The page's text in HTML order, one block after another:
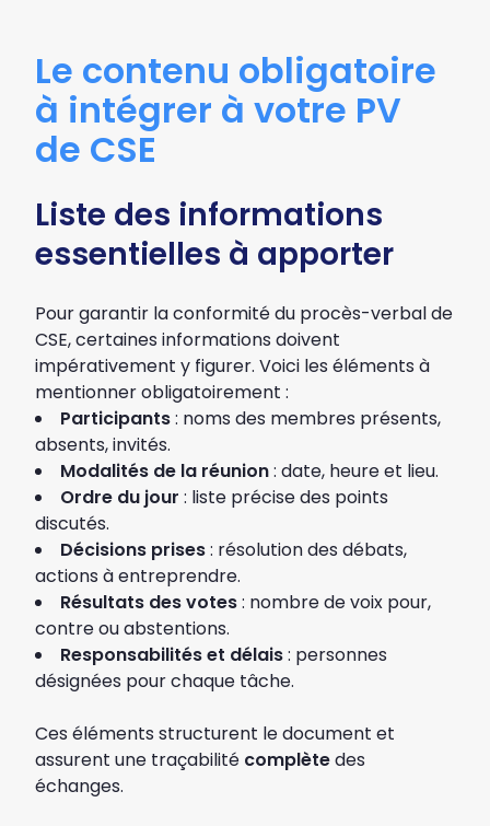
Le contenu obligatoire
à intégrer à votre PV
de CSE
Liste des informations
essentielles à apporter
Pour garantir la conformité du procès-verbal de
CSE, certaines informations doivent
impérativement y figurer. Voici les éléments à
mentionner obligatoirement :
Participants: noms des membres présents,
absents, invités.
Modalités de la réunion: date, heure et lieu.
Ordre du jour : liste précise des points
discutés.
Décisions prises: résolution des débats,
actions à entreprendre.
Résultats des votes: nombre de voix pour,
contre ou abstentions.
Responsabilités et délais: personnes
désignées pour chaque tâche.
Ces éléments structurent le document et
assurent une traçabilité complètedes
échanges.